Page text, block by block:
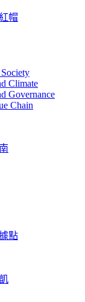
帽
Climate
Governance
Chain
點